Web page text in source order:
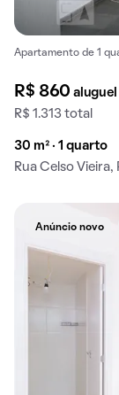
Apartamento de 1
R$ 860aluguel
R$ 1.313 total
30 m² · 1 quarto
Rua Celso Vieira,
Anúncio novo